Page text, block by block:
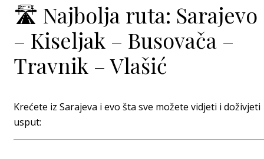
🛣️ Najbolja ruta: Sarajevo
– Kiseljak – Busovača –
Travnik – Vlašić
Krećete iz Sarajeva i evo šta sve možete vidjeti i doživjeti
usput: